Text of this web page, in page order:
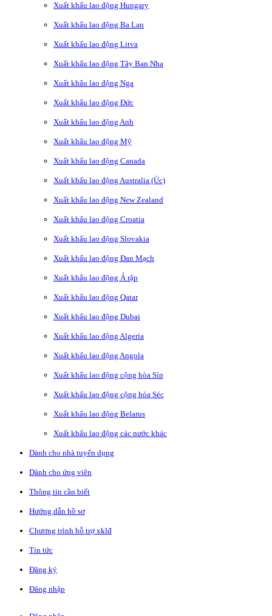
Xuất khẩu lao động Hungary
Xuất khẩu lao động Ba Lan
Xuất khẩu lao động Litva
Xuất khẩu lao động Tây Ban Nha
Xuất khẩu lao động Nga
Xuất khẩu lao động Đức
Xuất khẩu lao động Anh
Xuất khẩu lao động Mỹ
Xuất khẩu lao động Canada
Xuất khẩu lao động Australia (Úc)
Xuất khẩu lao động New Zealand
Xuất khẩu lao động Croatia
Xuất khẩu lao động Slovakia
Xuất khẩu lao động Đan Mạch
Xuất khẩu lao động Ả rập
Xuất khẩu lao động Qatar
Xuất khẩu lao động Dubai
Xuất khẩu lao động Algeria
Xuất khẩu lao động Angola
Xuất khẩu lao động cộng hòa Síp
Xuất khẩu lao động cộng hòa Séc
Xuất khẩu lao động Belarus
Xuất khẩu lao động các nước khác
Dành cho nhà tuyển dụng
Dành cho ứng viên
Thông tin cần biết
Hướng dẫn hồ sơ
Chương trình hỗ trợ xklđ
Tin tức
Đăng ký
Đăng nhập